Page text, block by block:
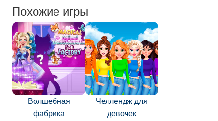
Похожие игры
Волшебная
фабрика
Челлендж для
девочек